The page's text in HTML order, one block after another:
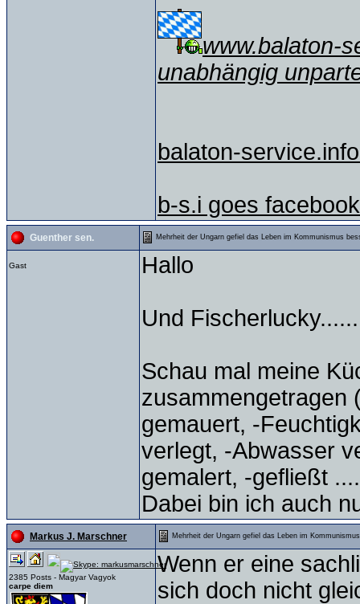
www.balaton-
unabhängig
balaton-
b-s.i goes facebook
Guenther sen. Mehrheit der Ungarn gefiel das Leben im Kommunismus
Gast Hallo
Und Fischerlucky......
Schau mal meine
zusammengetragen
gemauert, -
verlegt, -Abwasser
gemalert, -gefließt
Dabei bin ich auch
Markus J. Marschner Mehrheit der Ungarn gefiel das Leben im
2385 Posts - Magyar Vagyok
carpe diem
Wenn er eine
sich doch nicht